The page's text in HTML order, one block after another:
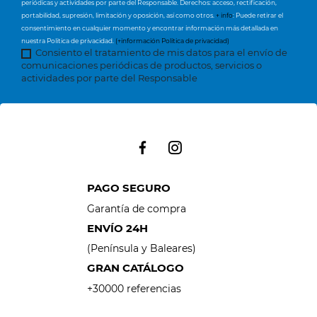
periódicas y actividades por parte del Responsable. Derechos: acceso, rectificación,
portabilidad, supresión, limitación y oposición, así como otros.+ info: Puede retirar el
consentimiento en cualquier momento y encontrar información más detallada en
nuestra Política de privacidad. (+información Política de privacidad)
Consiento el tratamiento de mis datos para el envío de
comunicaciones periódicas de productos, servicios o
actividades por parte del Responsable
PAGO SEGURO
Garantía de compra
ENVÍO 24H
(Península y Baleares)
GRAN CATÁLOGO
+30000 referencias